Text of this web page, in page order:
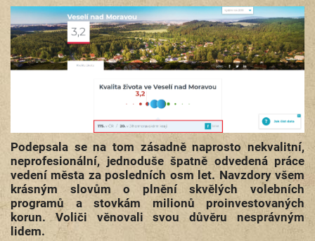
Podepsala se na tom zásadně naprosto nekvalitní,
neprofesionální, jednoduše špatně odvedená práce
vedení města za posledních osm let. Navzdory všem
krásným slovům o plnění skvělých volebních
programů a stovkám milionů proinvestovaných
korun. Voliči věnovali svou důvěru nesprávným
lidem.